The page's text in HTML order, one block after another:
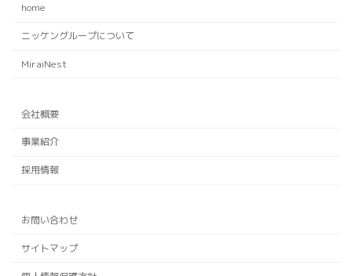
home
ニッケングループについて
MiraiNest
会社概要
事業紹介
採用情報
お問い合わせ
サイトマップ